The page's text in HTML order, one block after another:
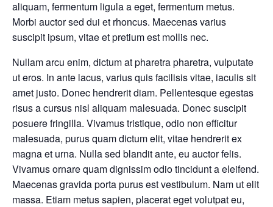
aliquam, fermentum ligula a eget, fermentum metus.
Morbi auctor sed dui et rhoncus. Maecenas varius
suscipit ipsum, vitae et pretium est mollis nec.
Nullam arcu enim, dictum at pharetra pharetra, vulputate
ut eros. In ante lacus, varius quis facilisis vitae, iaculis sit
amet justo. Donec hendrerit diam. Pellentesque egestas
risus a cursus nisl aliquam malesuada. Donec suscipit
posuere fringilla. Vivamus tristique, odio non efficitur
malesuada, purus quam dictum elit, vitae hendrerit ex
magna et urna. Nulla sed blandit ante, eu auctor felis.
Vivamus ornare quam dignissim odio tincidunt a eleifend.
Maecenas gravida porta purus est vestibulum. Nam ut elit
massa. Etiam metus sapien, placerat eget volutpat eu,